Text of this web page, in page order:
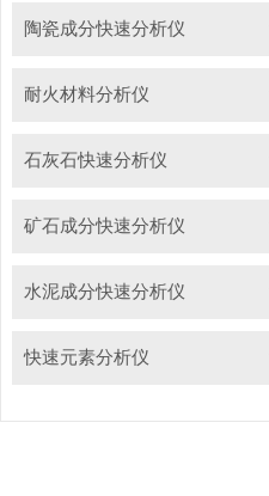
陶瓷成分快速分析仪
耐火材料分析仪
石灰石快速分析仪
矿石成分快速分析仪
水泥成分快速分析仪
快速元素分析仪